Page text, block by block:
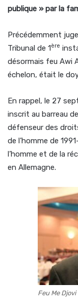
publique » par la
Précédemment
Tribunal de 1ère
désormais feu Awi
échelon, était le
En rappel, le 27
inscrit au barreau
défenseur des
de l’homme de
l’homme et de la
en Allemagne.
Feu Me